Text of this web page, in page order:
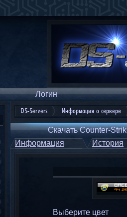
Логин
DS-Servers Информация о сервере
Скачать Counter-
Информация
История
Выберите цвет